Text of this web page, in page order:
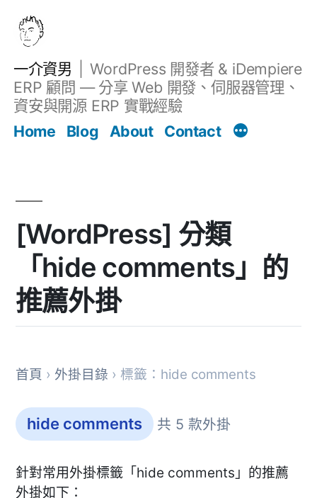
一介資男
WordPress 開發者 & iDempiere
ERP 顧問 — 分享 Web 開發、伺服器管理、
資安與開源 ERP 實戰經驗
Home
Blog About Contact
[WordPress] 分類
「hide comments」的
推薦外掛
首頁 › 外掛目錄 › 標籤：hide comments
hide comments 共 5 款外掛
針對常用外掛標籤「hide comments」的推薦
外掛如下：
文章 Filter